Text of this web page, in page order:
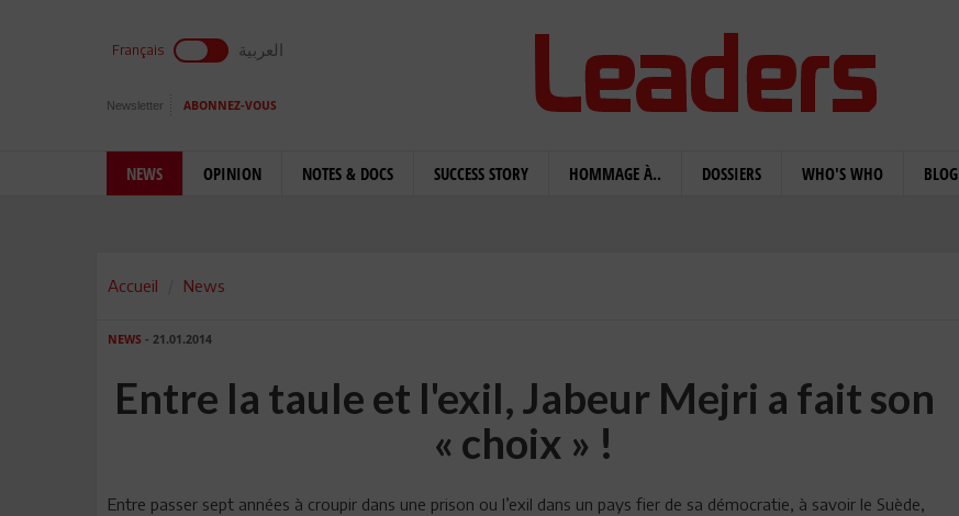
Français العربية
Newsletter ABONNEZ-VOUS
NEWS OPINION NOTES & DOCS SUCCESS STORY HOMMAGE À.. DOSSIERS WHO'S WHO BLOG
Accueil News
NEWS - 21.01.2014
Entre la taule et l'exil, Jabeur Mejri a fait son
« choix » !
Entre passer sept années à croupir dans une prison ou l’exil dans un pays fier de sa démocratie, à savoir le Suède,